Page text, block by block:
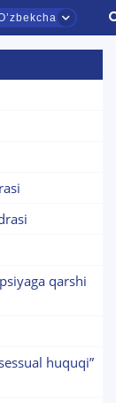
qarshi
huquqi”